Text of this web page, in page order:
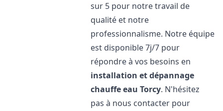
sur 5 pour notre travail de
qualité et notre
professionnalisme. Notre équipe
est disponible 7j/7 pour
répondre à vos besoins en
installation et dépannage
chauffe eau Torcy. N'hésitez
pas à nous contacter pour